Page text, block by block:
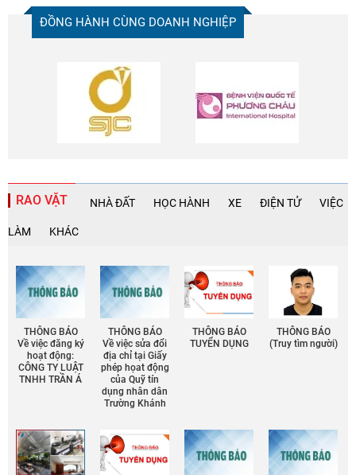
ĐỒNG HÀNH CÙNG DOANH NGHIỆP
RAO VẶT NHÀ ĐẤT HỌC HÀNH XE ĐIỆN TỬ VIỆC
LÀM KHÁC
THÔNG BÁO
Về việc đăng ký
hoạt động:
CÔNG TY LUẬT
TNHH TRẦN Á
THÔNG BÁO
Về việc sửa đổi
địa chỉ tại Giấy
phép họat động
của Quỹ tín
dụng nhân dân
Trường Khánh
THÔNG BÁO
TUYỂN DỤNG
THÔNG BÁO
(Truy tìm người)